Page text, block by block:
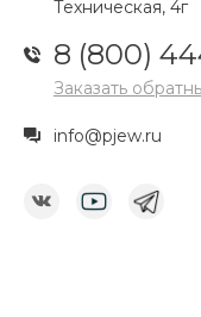
Техническая, 4г
8 (800)
Заказать
info@pjew.ru